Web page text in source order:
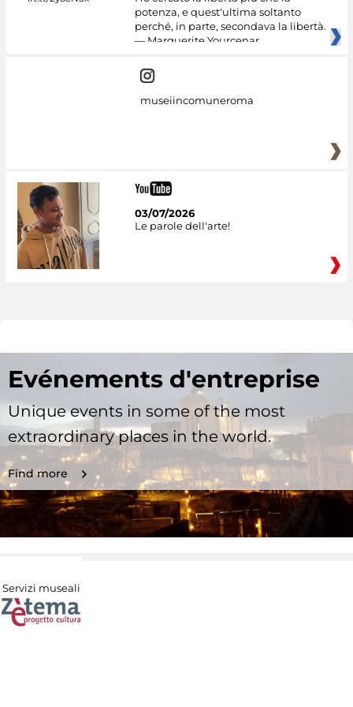
potenza, e quest'ultima soltanto
perché, in parte, secondava la libertà.
— Marguerite Yourcenar
museiincomuneroma
03/07/2026
Le parole dell'arte!
Evénements d'entreprise
Unique events in some of the most
extraordinary places in the world.
Find more
Servizi museali